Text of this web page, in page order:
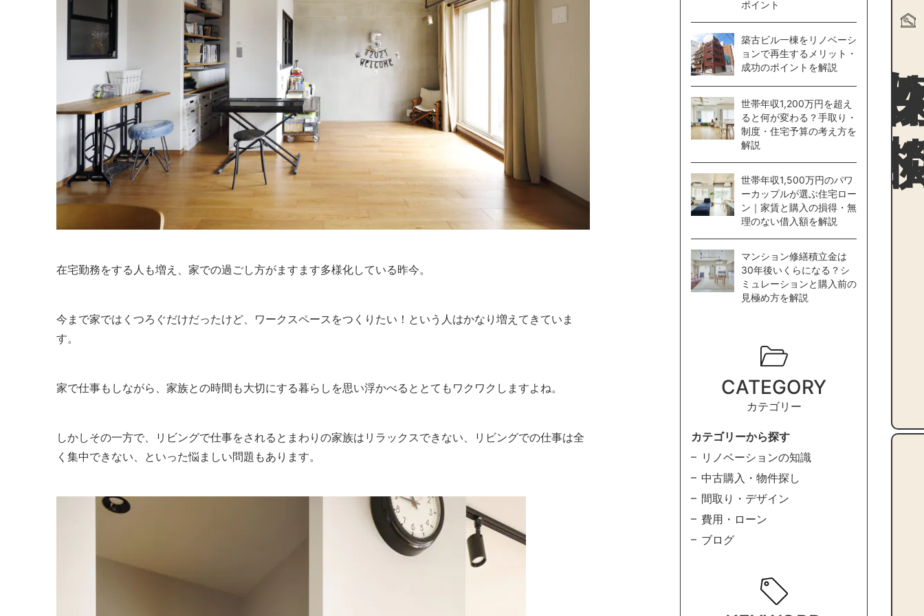
在宅勤務をする人も増え、家での過ごし方がますます多様化している昨今。
今まで家ではくつろぐだけだったけど、ワークスペースをつくりたい！という人はかなり増えてきていま
す。
家で仕事もしながら、家族との時間も大切にする暮らしを思い浮かべるととてもワクワクしますよね。
しかしその一方で、リビングで仕事をされるとまわりの家族はリラックスできない、リビングでの仕事は全
く集中できない、といった悩ましい問題もあります。
ポイント
築古ビル一棟をリノベーシ
ョンで再生するメリット・
成功のポイントを解説
世帯年収1,200万円を超え
ると何が変わる？手取り・
制度・住宅予算の考え方を
解説
世帯年収1,500万円のパワ
ーカップルが選ぶ住宅ロー
ン｜家賃と購入の損得・無
理のない借入額を解説
マンション修繕積立金は
30年後いくらになる？シ
ミュレーションと購入前の
見極め方を解説
CATEGORY
カテゴリー
カテゴリーから探す
リノベーションの知識
中古購入・物件探し
間取り・デザイン
費用・ローン
ブログ
物